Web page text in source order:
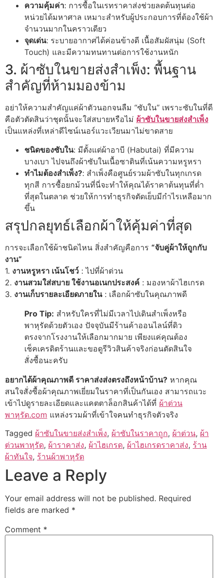
ความคุ้มค่า: การซื้อในเรทราคาส่งช่วยลดต้นทุนต่อ
หน่วยได้มหาศาล เหมาะสำหรับผู้ประกอบการที่ต้องใช้ผ้า
จำนวนมากในคราวเดียว
จุดเด่น: ระบายอากาศได้ค่อนข้างดี เนื้อสัมผัสนุ่ม (Soft
Touch) และมีความทนทานต่อการใช้งานหนัก
3. ผ้าซับในขายส่งสำเพ็ง: พื้นฐาน
สำคัญที่ห้ามมองข้าม
อย่าให้ความสำคัญแค่ผ้าตัวนอกจนลืม “ซับใน” เพราะซับในที่ดี
คือตัวตัดสินว่าชุดนั้นจะใส่สบายหรือไม่ ผ้าซับในขายส่งสำเพ็ง
เป็นแหล่งที่เหล่าดีไซน์เนอร์แวะเวียนมาไม่ขาดสาย
ชนิดของซับใน: มีตั้งแต่ผ้าอาบี (Habutai) ที่มีความ
บางเบา ไปจนถึงผ้าซับในเนื้อซาตินที่เน้นความหรูหรา
ทำไมต้องสำเพ็ง?: สำเพ็งคือศูนย์รวมผ้าซับในทุกเกรด
ทุกสี การซื้อยกม้วนที่นี่จะทำให้คุณได้ราคาต้นทุนที่ต่ำ
ที่สุดในตลาด ช่วยให้การทำธุรกิจตัดเย็บมีกำไรเหลือมาก
ขึ้น
สรุปกลยุทธ์เลือกผ้าให้คุ้มค่าที่สุด
การจะเลือกใช้ผ้าชนิดไหน สิ่งสำคัญคือการ “จับคู่ผ้าให้ถูกกับ
งาน”
1. งานหรูหรา เน้นโชว์ : ไปที่ผ้าต่วน
2. งานสวมใส่สบาย ใช้งานอเนกประสงค์ : มองหาผ้าไฮเกรด
3. งานเก็บรายละเอียดภายใน: เลือกผ้าซับในคุณภาพดี
Pro Tip: สำหรับใครที่ไม่มีเวลาไปเดินสำเพ็งหรือ
พาหุรัดด้วยตัวเอง ปัจจุบันมีร้านค้าออนไลน์ที่ดิว
ตรงจากโรงงานให้เลือกมากมาย เพียงแค่คุณต้อง
เช็คเครดิตร้านและขอดูรีวิวสินค้าจริงก่อนตัดสินใจ
สั่งซื้อนะครับ
อยากได้ผ้าคุณภาพดี ราคาส่งส่งตรงถึงหน้าบ้าน? หากคุณ
สนใจสั่งซื้อผ้าคุณภาพเยี่ยมในราคาที่เป็นกันเอง สามารถแวะ
เข้าไปดูรายละเอียดและแคตตาล็อกสินค้าได้ที่ ผ้าต่วน
พาหุรัด.com แหล่งรวมผ้าที่เข้าใจคนทำธุรกิจตัวจริง
Tagged ผ้าซับในขายส่งสำเพ็ง, ผ้าซับในราคาถูก, ผ้าต่วน, ผ้า
ต่วนพาหุรัด, ผ้าราคาส่ง, ผ้าไฮเกรด, ผ้าไฮเกรดราคาส่ง, ร้าน
ผ้าทันใจ, ร้านผ้าพาหุรัด
Leave a Reply
Your email address will not be published. Required
fields are marked *
Comment *